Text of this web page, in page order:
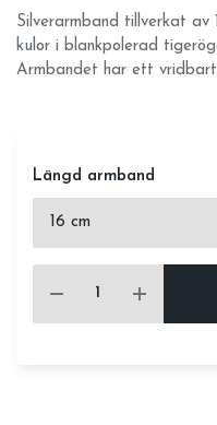
Silverarmband tillverkat av
kulor i blankpolerad
Armbandet har ett vridbart
Längd armband